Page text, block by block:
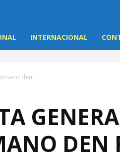
INTERNACIONAL
den...
DEN